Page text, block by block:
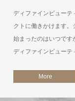
ディファインビューテ
クトに働きかけます
始まったのはいつです
ディファインビューテ
More